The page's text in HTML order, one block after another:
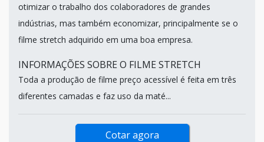
otimizar o trabalho dos colaboradores de grandes
indústrias, mas também economizar, principalmente se o
filme stretch adquirido em uma boa empresa.
INFORMAÇÕES SOBRE O FILME STRETCH
Toda a produção de filme preço acessível é feita em três
diferentes camadas e faz uso da maté...
Cotar agora